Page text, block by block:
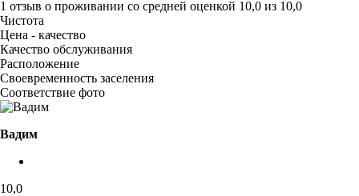
1 отзыв о проживании со средней оценкой 10,0 из 10,0
Чистота
Цена - качество
Качество обслуживания
Расположение
Своевременность заселения
Соответствие фото
Вадим
10,0